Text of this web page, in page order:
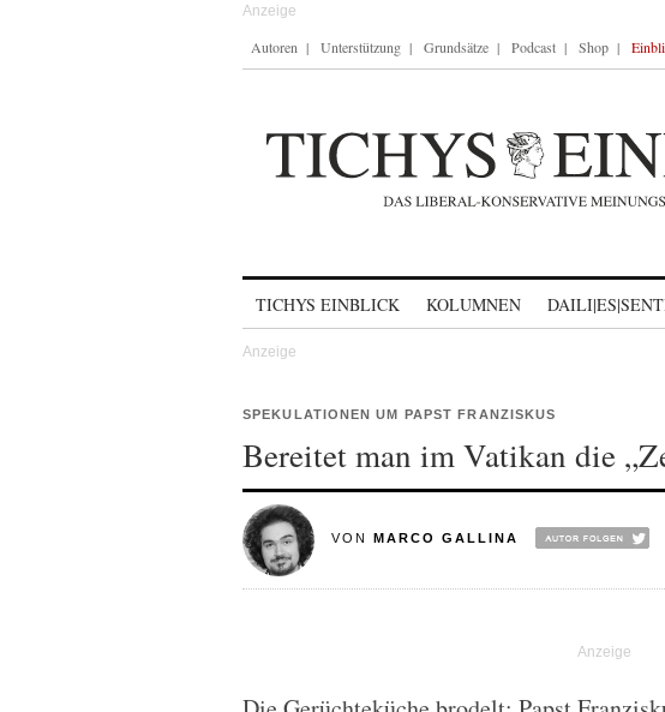
Autoren Unterstützung Grundsätze Podcast Shop
TICHYS EINBLICK KOLUMNEN
SPEKULATIONEN UM PAPST FRANZISKUS
Bereitet man im Vatikan die
VON MARCO GALLINA